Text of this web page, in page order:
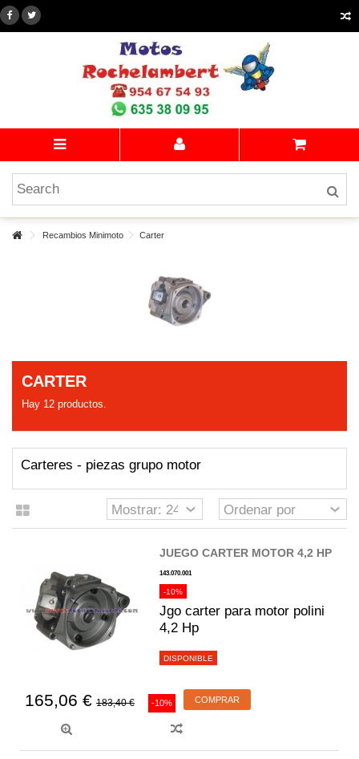
Recambios Minimoto Carter
CARTER
Hay 12 productos.
Carteres - piezas grupo motor
JUEGO CARTER MOTOR 4,2 HP
143.070.001
-10%
Jgo carter para motor polini
4,2 Hp
DISPONIBLE
165,06 € 183,40 € -10% COMPRAR